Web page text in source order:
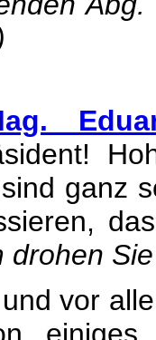
ganz
drohen
vor